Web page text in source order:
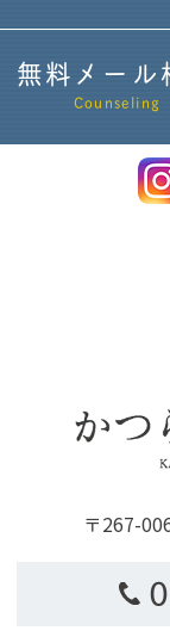
無料メール
Counseling
〒267-